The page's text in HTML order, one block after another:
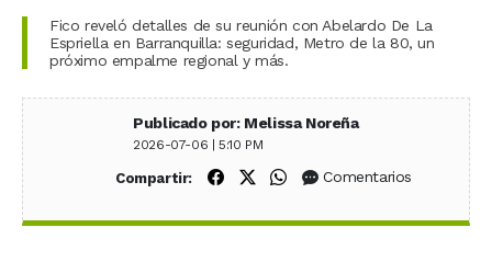
Fico reveló detalles de su reunión con Abelardo De La
Espriella en Barranquilla: seguridad, Metro de la 80, un
próximo empalme regional y más.
Publicado por: Melissa Noreña
2026-07-06 | 5:10 PM
Compartir: Compartir en Facebook
Compartir en X (Twitter)
Compartir en WhatsApp
Comentarios